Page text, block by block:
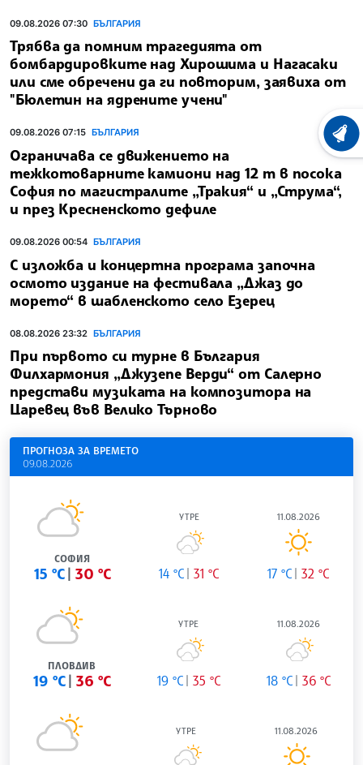
09.08.2026 07:30 БЪЛГАРИЯ
Трябва да помним трагедията от
бомбардировките над Хирошима и Нагасаки
или сме обречени да ги повторим, заявиха от
"Бюлетин на ядрените учени"
09.08.2026 07:15 БЪЛГАРИЯ
Ограничава се движението на
тежкотоварните камиони над 12 т в посока
София по магистралите „Тракия“ и „Струма“,
и през Кресненското дефиле
09.08.2026 00:54 БЪЛГАРИЯ
С изложба и концертна програма започна
осмото издание на фестивала „Джаз до
морето“ в шабленското село Езерец
08.08.2026 23:32 БЪЛГАРИЯ
При първото си турне в България
Филхармония „Джузепе Верди“ от Салерно
представи музиката на композитора на
Царевец във Велико Търново
ПРОГНОЗА ЗА ВРЕМЕТО
09.08.2026
СОФИЯ
15 °C 30 °C
УТРЕ
14 °C 31 °C
11.08.2026
17 °C 32 °C
ПЛОВДИВ
19 °C 36 °C
УТРЕ
19 °C 35 °C
11.08.2026
18 °C 36 °C
УТРЕ 11.08.2026